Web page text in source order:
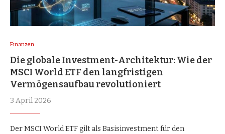
Finanzen
Die globale Investment-Architektur: Wie der
MSCI World ETF den langfristigen
Vermögensaufbau revolutioniert
3 April 2026
Der MSCI World ETF gilt als Basisinvestment für den